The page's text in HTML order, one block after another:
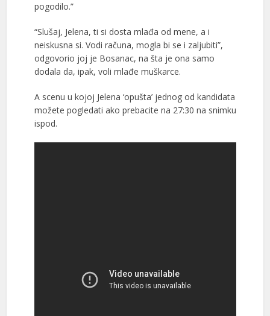
pogodilo.”
“Slušaj, Jelena, ti si dosta mlađa od mene, a i
neiskusna si. Vodi računa, mogla bi se i zaljubiti”,
odgovorio joj je Bosanac, na šta je ona samo
dodala da, ipak, voli mlađe muškarce.
A scenu u kojoj Jelena ‘opušta’ jednog od kandidata
možete pogledati ako prebacite na 27:30 na snimku
ispod.